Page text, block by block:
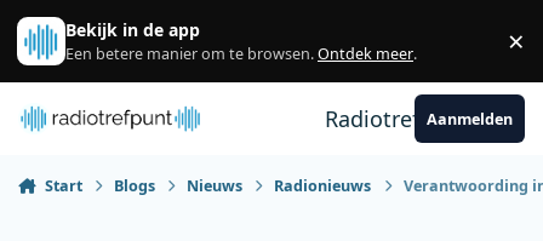
Spring naar bijdragen
Bekijk in de app
Een betere manier om te browsen.Ontdek meer. ×
RadiotrefpuntAanmelden
Start Blogs Nieuws Radionieuws Verantwoording